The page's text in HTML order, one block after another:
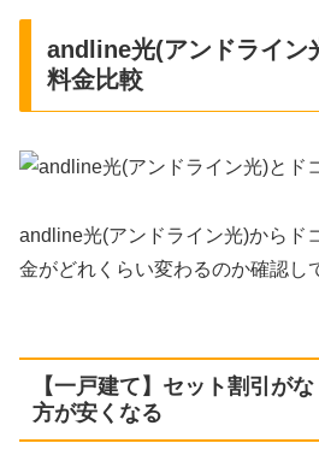
andline光(アンドライン
料金比較
andline光(アンドライン光)からド
金がどれくらい変わるのか確認し
【一戸建て】セット割引が
方が安くなる